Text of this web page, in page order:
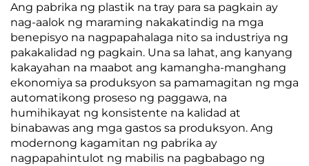
Ang pabrika ng plastik na tray para sa pagkain ay
nag-aalok ng maraming nakakatindig na mga
benepisyo na nagpapahalaga nito sa industriya ng
pakakalidad ng pagkain. Una sa lahat, ang kanyang
kakayahan na maabot ang kamangha-manghang
ekonomiya sa produksyon sa pamamagitan ng mga
automatikong proseso ng paggawa, na
humihikayat ng konsistente na kalidad at
binabawas ang mga gastos sa produksyon. Ang
modernong kagamitan ng pabrika ay
nagpapahintulot ng mabilis na pagbabago ng